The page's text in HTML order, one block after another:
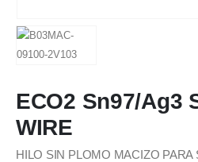
ECO2 Sn97/Ag3
WIRE
HILO SIN PLOMO MACIZO PARA